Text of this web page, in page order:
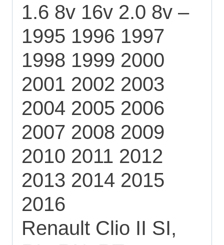
1.6 8v 16v 2.0 8v –
1995 1996 1997
1998 1999 2000
2001 2002 2003
2004 2005 2006
2007 2008 2009
2010 2011 2012
2013 2014 2015
2016
Renault Clio II SI,